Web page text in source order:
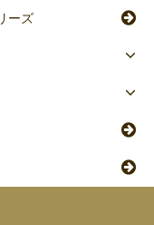
ーズ